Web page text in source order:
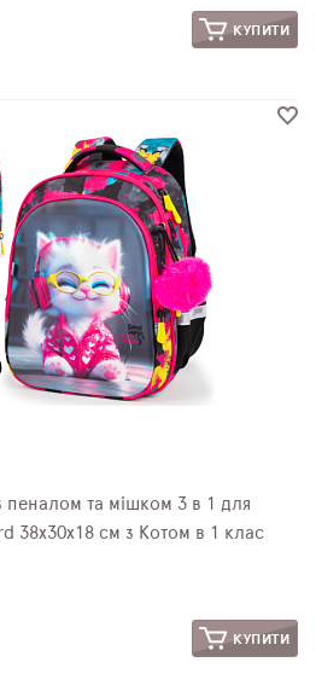
КУПИТИ
та мішком 3 в 1 для
38х30х18 см з Котом в 1 клас
КУПИТИ